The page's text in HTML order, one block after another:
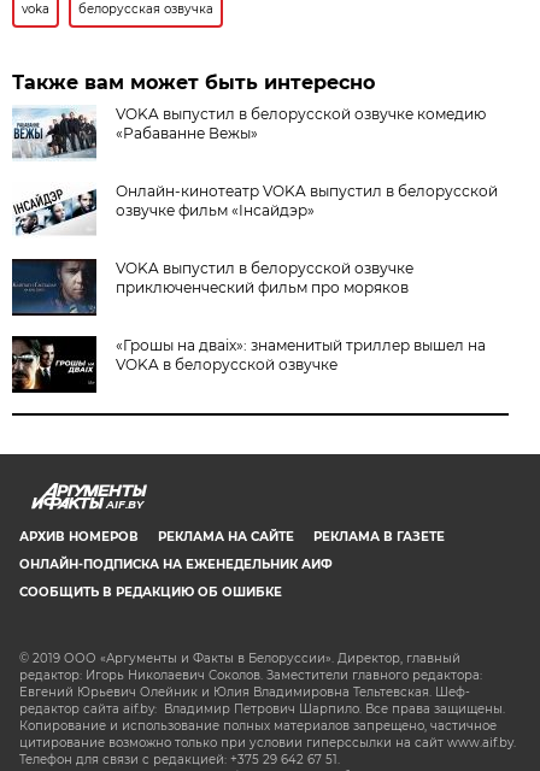
voka белорусская озвучка
Также вам может быть интересно
VOKA выпустил в белорусской озвучке комедию
«Рабаванне Вежы»
Онлайн-кинотеатр VOKA выпустил в белорусской
озвучке фильм «Інсайдэр»
VOKA выпустил в белорусской озвучке
приключенческий фильм про моряков
«Грошы на дваіх»: знаменитый триллер вышел на
VOKA в белорусской озвучке
AIF.BY
АРХИВ НОМЕРОВ РЕКЛАМА НА САЙТЕ
РЕКЛАМА В ГАЗЕТЕ
ОНЛАЙН-ПОДПИСКА НА ЕЖЕНЕДЕЛЬНИК АИФ
СООБЩИТЬ В РЕДАКЦИЮ ОБ ОШИБКЕ
© 2019 ООО «Аргументы и Факты в Белоруссии». Директор, главный
редактор: Игорь Николаевич Соколов. Заместители главного редактора:
Евгений Юрьевич Олейник и Юлия Владимировна Тельтевская. Шеф-
редактор сайта aif.by: Владимир Петрович Шарпило. Все права защищены.
Копирование и использование полных материалов запрещено, частичное
цитирование возможно только при условии гиперссылки на сайт www.aif.by.
Телефон для связи с редакцией: +375 29 642 67 51.